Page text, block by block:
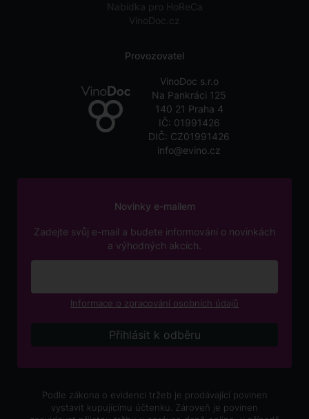
Nabídka pro HoReCa
VinoDoc.cz
Provozovatel
VinoDoc s.r.o
Na Pankráci 125
140 21 Praha 4
IČ: 01991426
DIČ: CZ01991426
info@evino.cz
Novinky e-mailem
Zadejte svůj e-mail a budete informováni o novinkách
a výhodných akcích.
Informace o zpracování osobních údajů
Podle zákona o evidenci tržeb je prodávající povinen
vystavit kupujícímu účtenku. Zároveň je povinen